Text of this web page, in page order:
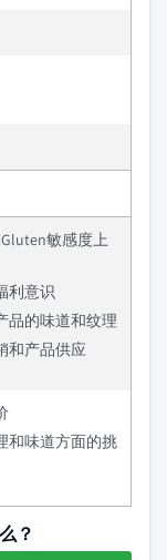
敏感度上
利意识
品的味道和纹理
和产品供应
和味道方面的挑
？